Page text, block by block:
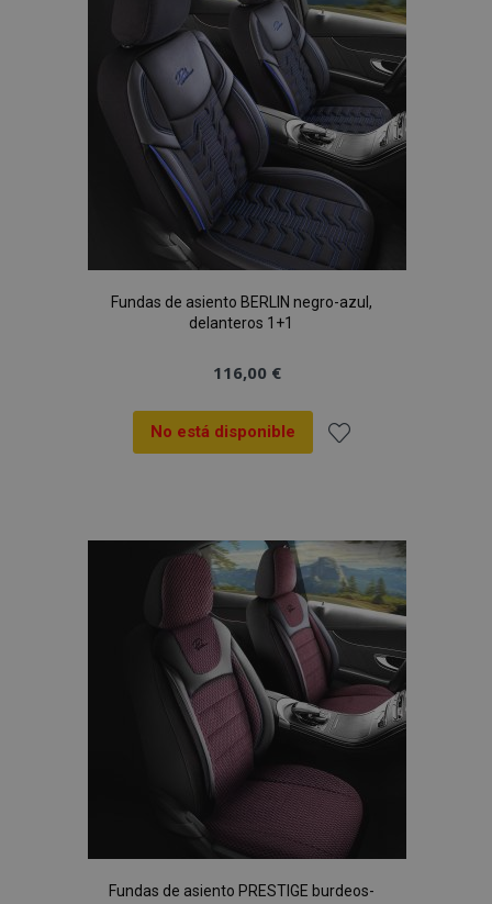
de
Deseos
Fundas de asiento BERLIN negro-azul,
delanteros 1+1
116,00 €
No está disponible
Lista
de
Deseos
Fundas de asiento PRESTIGE burdeos-